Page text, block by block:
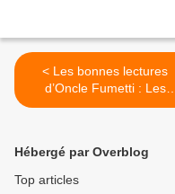
< Les bonnes lectures
d’Oncle Fumetti : Les
murailles de Samaris de
Hébergé par Overblog
Top articles